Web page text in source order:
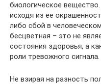
биологическое
исходя из ее
либо сбой в
бесцветная – это не
состояния здоровья, а
роли тревожного сигнала.
Не взирая на разность